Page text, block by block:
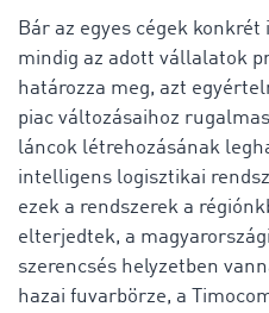
Bár az egyes cégek
mindig az adott vállalatok
határozza meg, azt
piac változásaihoz
láncok létrehozásának
intelligens logisztikai
ezek a rendszerek a
elterjedtek, a
szerencsés helyzetben
hazai fuvarbörze, a